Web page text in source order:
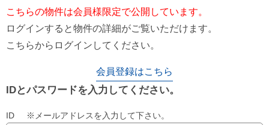
こちらの物件は会員様限定で公開しています。
ログインすると物件の詳細がご覧いただけます。
こちらからログインしてください。
会員登録はこちら
IDとパスワードを入力してください。
ID ※メールアドレスを入力して下さい。